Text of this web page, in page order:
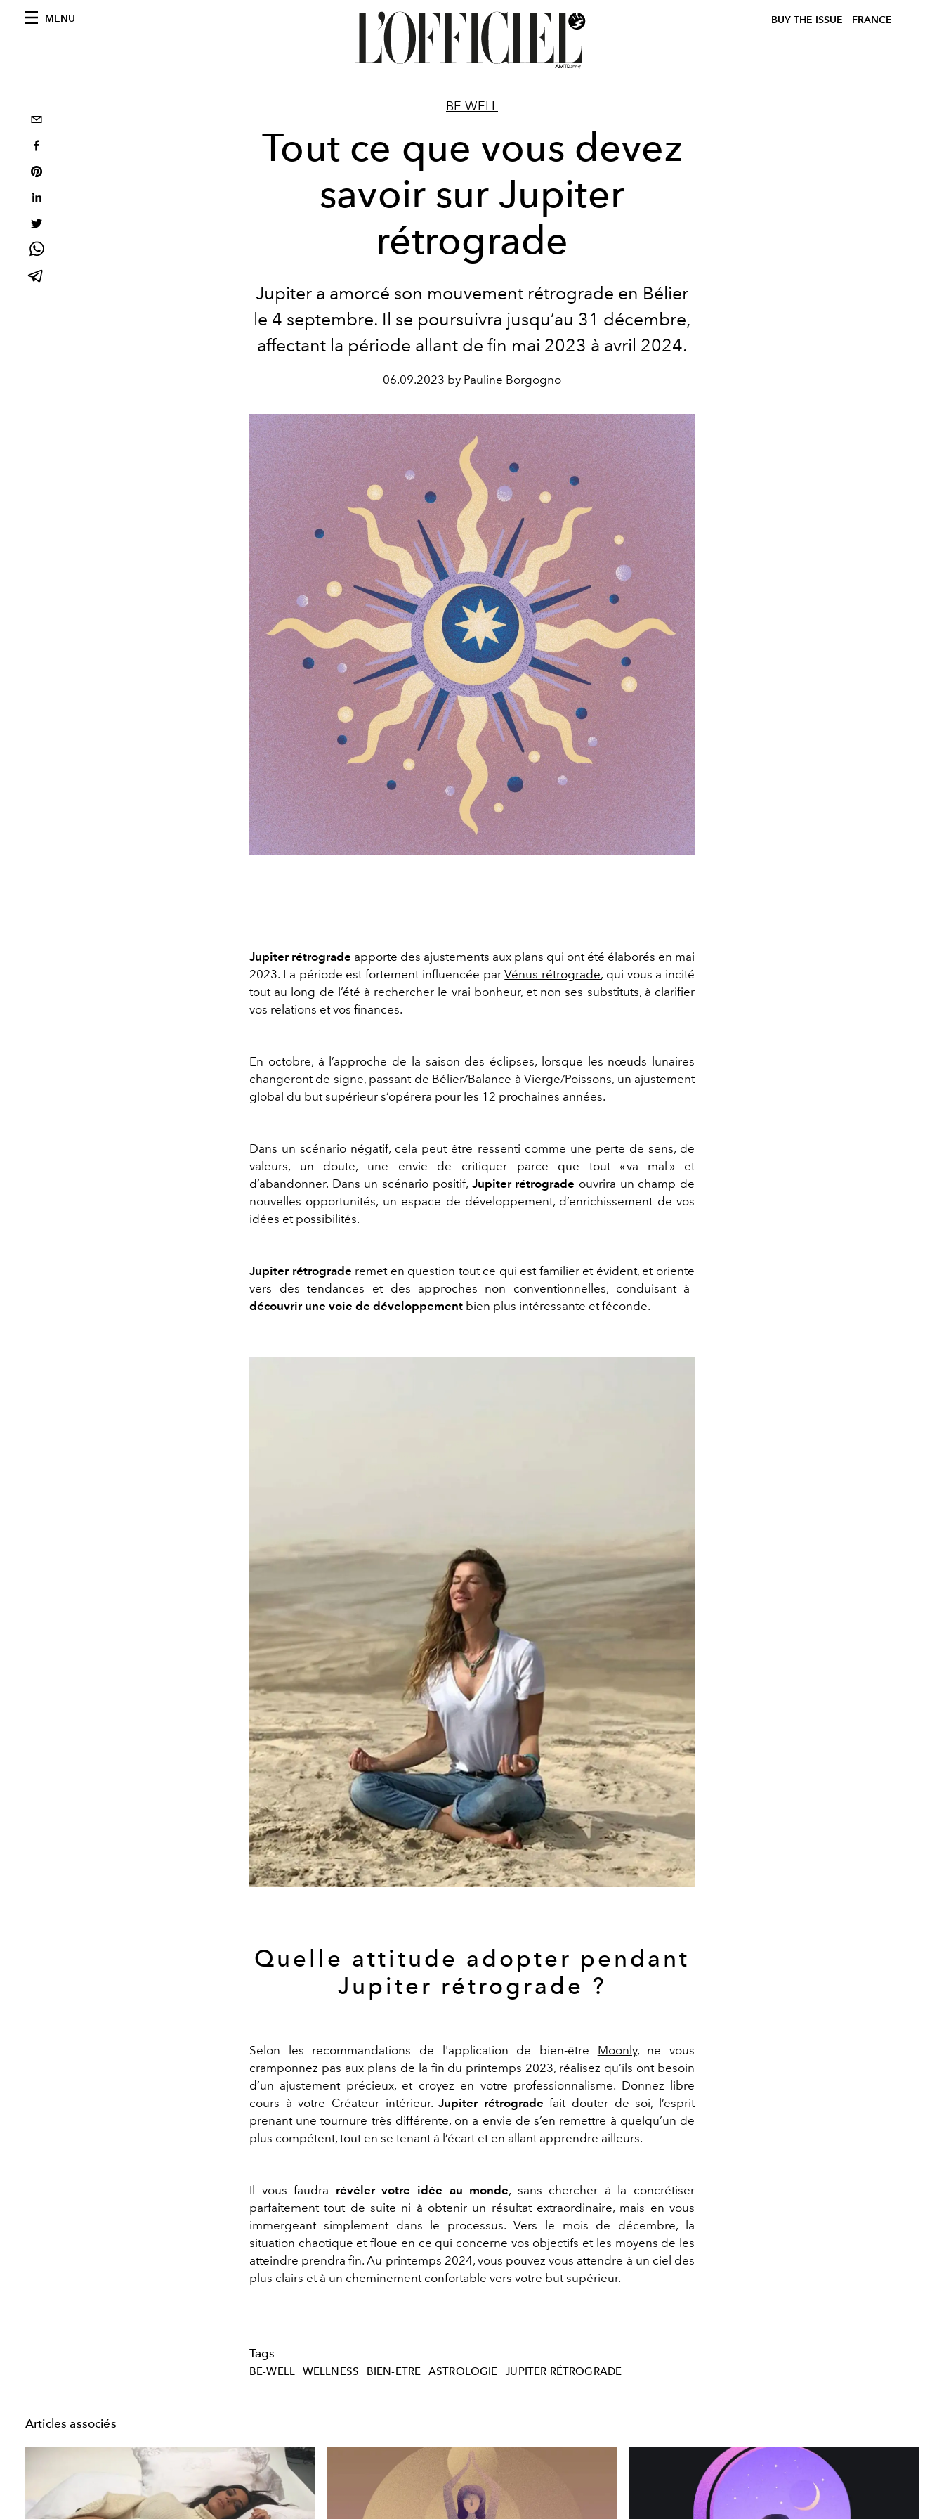
MENU BUY THE ISSUE FRANCE
BE WELL
Tout ce que vous devez
savoir sur Jupiter
rétrograde
Jupiter a amorcé son mouvement rétrograde en Bélier
le 4 septembre. Il se poursuivra jusqu’au 31 décembre,
affectant la période allant de fin mai 2023 à avril 2024.
06.09.2023 by Pauline Borgogno
Jupiter rétrograde apporte des ajustements aux plans qui ont été élaborés en mai
2023. La période est fortement influencée parVénus rétrograde, qui vous a incité
tout au long de l ’été à rechercher le vrai bonheur, et non ses substituts, à clarifier
vos relations et vos finances.
En octobre, à l’approche de la saison des éclipses, lorsque les nœuds lunaires
changeront de signe, passant de Bélier/Balance à Vierge/Poissons, un ajustement
global du but supérieur s’opérera pour les 12 prochaines années.
Dans un scénario négatif, cela peut être ressenti comme une perte de sens, de
valeurs, un doute, une envie de critiquer parce que tout «va mal » et
d’abandonner. Dans un scénario positif, Jupiter rétrograde ouvrira un champ de
nouvelles opportunités, un espace de développement, d’enrichissement de vos
idées et possibilités.
Jupiter rétrograde remet en question tout ce qui est familier et évident, et oriente
vers des tendances et des approches non conventionnelles, conduisant à
découvrir une voie de développement bien plus intéressante etféconde.
Quelle attitude adopter pendant
Jupiter rétrograde ?
Selon les recommandations de l'application de bien-être Moonly, ne vous
cramponnez pas aux plans de la fin du printemps 2023, réalisez qu’ils ont besoin
d’un ajustement précieux, et croyez en votre professionnalisme. Donnez libre
cours à votre Créateur intérieur.Jupiter rétrogradefait douter de soi, l’esprit
prenant une tournure très différente, on a envie de s’en remettre à quelqu’un de
plus compétent, tout en se tenant à l ’écart et en allant apprendre ailleurs.
Il vous faudra révélervotre idée au monde, sans chercher à la concrétiser
parfaitement tout de suite ni à obtenir un résultat extraordinaire, mais en vous
immergeant simplement dans le processus. Vers le mois de décembre, la
situation chaotique et floue en ce qui concerne vos objectifs et les moyens de les
atteindre prendra fin. Au printemps 2024, vous pouvez vous attendre à un ciel des
plus clairs et à un cheminement confortable vers votre but supérieur.
Tags
BE-WELL WELLNESS BIEN-ETRE ASTROLOGIE JUPITER RÉTROGRADE
Articles associés